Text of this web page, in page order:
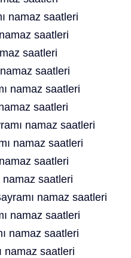
namaz saatleri
saatleri
saatleri
saatleri
namaz saatleri
saatleri
namaz saatleri
namaz saatleri
saatleri
namaz saatleri
namaz saatleri
namaz saatleri
namaz saatleri
namaz saatleri